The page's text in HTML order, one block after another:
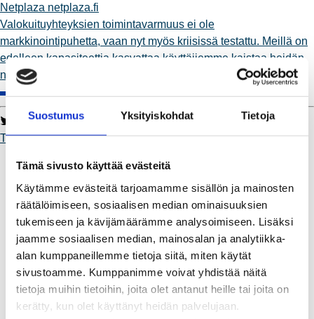
Suostumus Yksityiskohdat Tietoja
Tämä sivusto käyttää evästeitä
Käytämme evästeitä tarjoamamme sisällön ja mainosten
räätälöimiseen, sosiaalisen median ominaisuuksien
tukemiseen ja kävijämäärämme analysoimiseen. Lisäksi
jaamme sosiaalisen median, mainosalan ja analytiikka-
alan kumppaneillemme tietoja siitä, miten käytät
sivustoamme. Kumppanimme voivat yhdistää näitä
tietoja muihin tietoihin, joita olet antanut heille tai joita on
kerätty, kun olet käyttänyt heidän palvelujaan.
Netplaza netplaza.fi
Valokuituyhteyksien toimintavarmuus ei ole
markkinointipuhetta, vaan nyt myös kriisissä testattu. Meillä on
edelleen kapasiteettia kasvattaa käyttäjiemme kaistaa heidän
näin toivoessaan – pyyntö siihen riittää.
Twitter Facebook LinkedIn
WhatsApp
Toimii.
BioTakuu – 100 % uusiutuvaa kaukolämpöä
Kaukolämmön hinnasto
Kaukolämpöliittymän saatavuus ja toteutus
Kaukolämpötyömaat kartalla
Kaukolämpöverkon viasta ilmoittaminen
Laskutus ja raportointi
Lungi-palvelu taloyhtiöille ja yrityksille
Lungi-vuositarkastus kuluttajille
Matalalämpöiseen kaukolämpöön siirtyminen